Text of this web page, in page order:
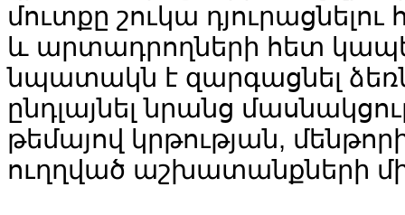
մուտքը շուկա դյուրացնելու
և արտադրողների հետ
նպատակն է զարգացնել
ընդլայնել նրանց
թեմայով կրթության,
ուղղված աշխատանքների